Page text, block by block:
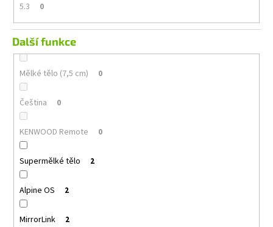
5.3 0
Další funkce
Mělké tělo (7,5 cm) 0
Čeština 0
KENWOOD Remote 0
Supermělké tělo 2
Alpine OS 2
MirrorLink 2